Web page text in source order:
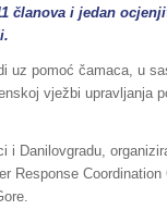
članova i jedan
uz pomoć čamaca, u
vježbi upravljanja
i Danilovgradu,
Response